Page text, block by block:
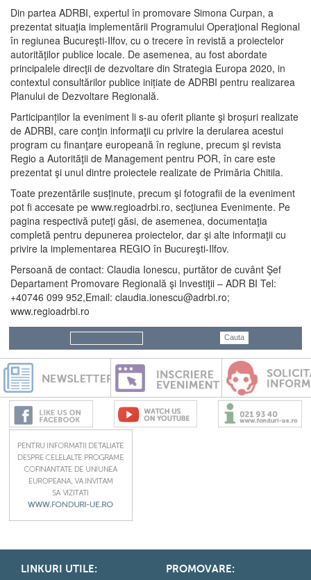
Din partea ADRBI, expertul în promovare Simona Curpan, a
prezentat situaţia implementării Programului Operaţional Regional
în regiunea Bucureşti-Ilfov, cu o trecere în revistă a proiectelor
autorităţilor publice locale. De asemenea, au fost abordate
principalele direcţii de dezvoltare din Strategia Europa 2020, in
contextul consultărilor publice inițiate de ADRBI pentru realizarea
Planului de Dezvoltare Regională.
Participanților la eveniment li s-au oferit pliante şi broșuri realizate
de ADRBI, care conţin informaţii cu privire la derularea acestui
program cu finanţare europeană în regiune, precum şi revista
Regio a Autorităţii de Management pentru POR, în care este
prezentat şi unul dintre proiectele realizate de Primăria Chitila.
Toate prezentările susținute, precum şi fotografii de la eveniment
pot fi accesate pe www.regioadrbi.ro, secţiunea Evenimente. Pe
pagina respectivă puteţi găsi, de asemenea, documentaţia
completă pentru depunerea proiectelor, dar şi alte informaţii cu
privire la implementarea REGIO în Bucureşti-Ilfov.
Persoană de contact: Claudia Ionescu, purtător de cuvânt Şef
Departament Promovare Regională şi Investiţii – ADR BI Tel:
+40746 099 952,Email: claudia.ionescu@adrbi.ro;
www.regioadrbi.ro
LINKURI UTILE: PROMOVARE: